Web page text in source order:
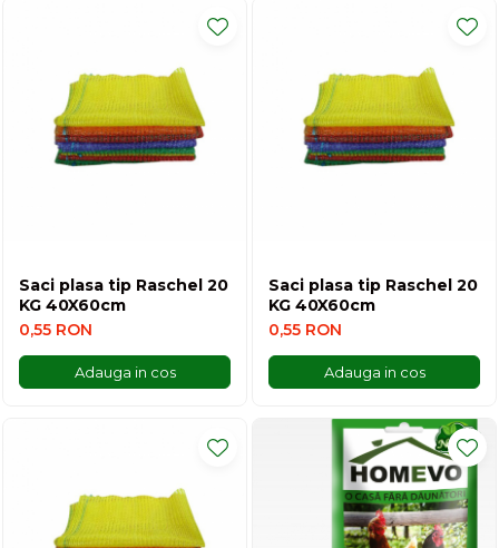
Saci plasa tip Raschel 20
KG 40X60cm
0,55 RON
Adauga in cos
Saci plasa tip Raschel 20
KG 40X60cm
0,55 RON
Adauga in cos